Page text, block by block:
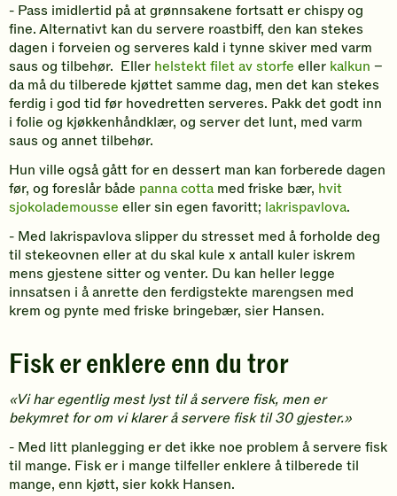
- Pass imidlertid på at grønnsakene fortsatt er chispy og
fine. Alternativt kan du servere roastbiff, den kan stekes
dagen i forveien og serveres kald i tynne skiver med varm
saus og tilbehør. Eller helstekt filet av storfe eller kalkun –
da må du tilberede kjøttet samme dag, men det kan stekes
ferdig i god tid før hovedretten serveres. Pakk det godt inn
i folie og kjøkkenhåndklær, og server det lunt, med varm
saus og annet tilbehør.
Hun ville også gått for en dessert man kan forberede dagen
før, og foreslår både panna cottamed friske bær, hvit
sjokolademousse eller sin egen favoritt; lakrispavlova.
- Med lakrispavlova slipper du stresset med å forholde deg
til stekeovnen eller at du skal kule x antall kuler iskrem
mens gjestene sitter og venter. Du kan heller legge
innsatsen i å anrette den ferdigstekte marengsen med
krem og pynte med friske bringebær, sier Hansen.
Fisk er enklere enn du tror
«Vi har egentlig mest lyst til å servere fisk, men er
bekymret for om vi klarer å servere fisk til 30 gjester.»
- Med litt planlegging er det ikke noe problem å servere fisk
til mange. Fisk er i mange tilfeller enklere å tilberede til
mange, enn kjøtt, sier kokk Hansen.